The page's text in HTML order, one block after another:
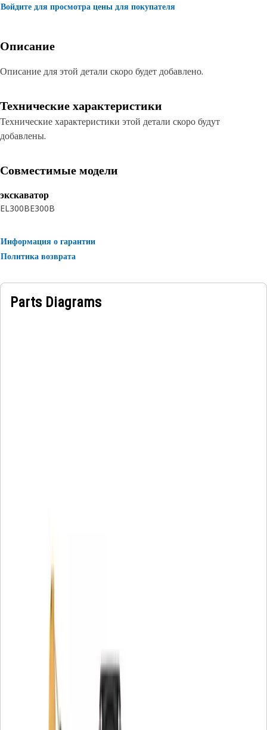
Войдите для просмотра цены для покупателя
Описание
Описание для этой детали скоро будет добавлено.
Технические характеристики
Технические характеристики этой детали скоро будут
добавлены.
Совместимые модели
экскаватор
EL300BE300B
Информация о гарантии
Политика возврата
Parts Diagrams